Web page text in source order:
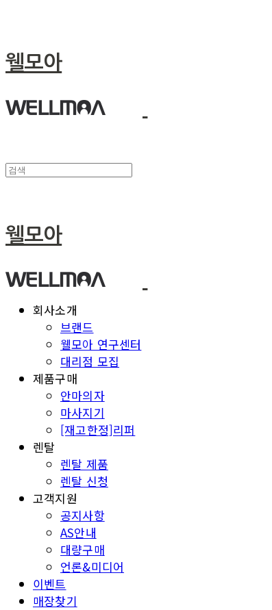
웰모아
웰모아
회사소개
브랜드
웰모아 연구센터
대리점 모집
제품구매
안마의자
마사지기
[재고한정]리퍼
렌탈
렌탈 제품
렌탈 신청
고객지원
공지사항
AS안내
대량구매
언론&미디어
이벤트
매장찾기